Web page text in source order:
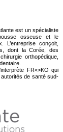
est un spécialiste
osseuse et le
conçoit,
dont la Corée, des
orthopédique,
FR<>KO qui
de santé sud-